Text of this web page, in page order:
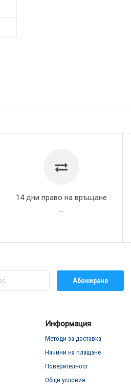
14 дни право на връщане
Абониране
Информация
Методи за доставка
Начини на плащане
Поверителност
Общи условия